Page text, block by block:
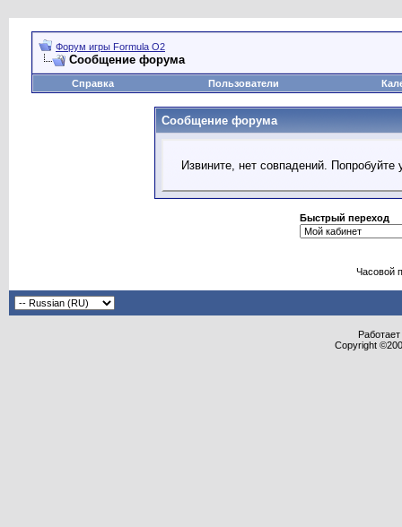
Форум игры Formula O2
Сообщение форума
Справка Пользователи
Сообщение форума
Извините, нет совпадений.
Быстрый переход
Часовой
Copyright